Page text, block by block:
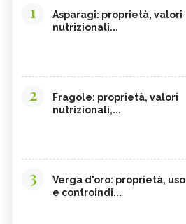
1
Asparagi: proprietà, valori
nutrizionali...
2
Fragole: proprietà, valori
nutrizionali,...
3
Verga d'oro: proprietà, uso
e controindi...